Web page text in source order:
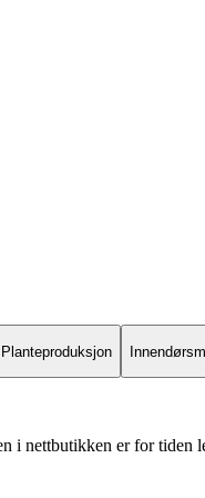
Planteproduksjon
i nettbutikken er for tiden